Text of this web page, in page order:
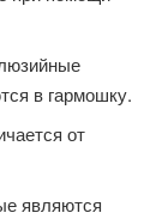
в гармошку.
от
являются